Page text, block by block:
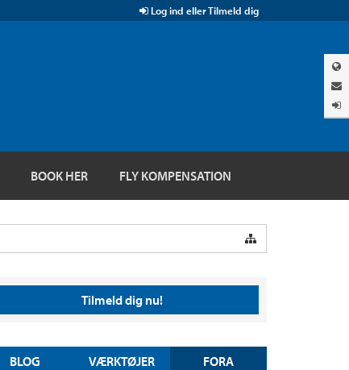
Log ind eller Tilmeld dig
BOOK HER FLY KOMPENSATION
Tilmeld dig nu!
BLOG VÆRKTØJER FORA